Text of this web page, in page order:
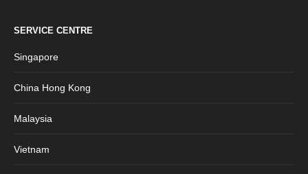
SERVICE CENTRE
Singapore
China Hong Kong
Malaysia
Vietnam